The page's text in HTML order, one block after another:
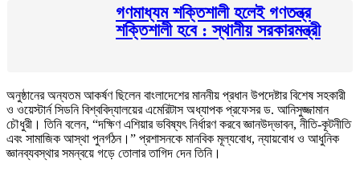
গণমাধ্যম শক্তিশালী হলেই গণতন্ত্র
শক্তিশালী হবে : স্থানীয় সরকারমন্ত্রী
অনুষ্ঠানের অন্যতম আকর্ষণ ছিলেন বাংলাদেশের মাননীয় প্রধান উপদেষ্টার বিশেষ সহকারী
ও ওয়েস্টার্ন সিডনি বিশ্ববিদ্যালয়ের এমেরিটাস অধ্যাপক প্রফেসর ড. আনিসুজ্জামান
চৌধুরী। তিনি বলেন, “দক্ষিণ এশিয়ার ভবিষ্যৎ নির্ধারণ করবে জ্ঞানউদ্ভাবন, নীতি-কূটনীতি
এবং সামাজিক আস্থা পুনর্গঠন।” প্রশাসনকে মানবিক মূল্যবোধ, ন্যায়বোধ ও আধুনিক
জ্ঞানব্যবস্থার সমন্বয়ে গড়ে তোলার তাগিদ দেন তিনি।